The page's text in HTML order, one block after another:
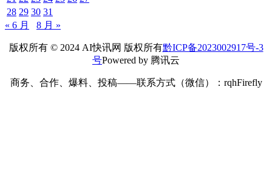
28 29 30 31
« 6 月
8 月 »
版权所有 © 2024 AI快讯网 版权所有黔ICP备2023002917号-3
号Powered by 腾讯云
商务、合作、爆料、投稿——联系方式（微信）：rqhFirefly